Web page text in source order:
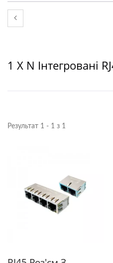
1 X N Інтегровані
Результат 1 - 1 з 1